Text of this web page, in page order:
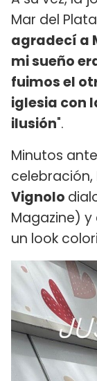
Mar del
agradecí a
mi sueño
fuimos el
iglesia con
ilusión".
Minutos
celebración,
Vignolo
Magazine)
un look